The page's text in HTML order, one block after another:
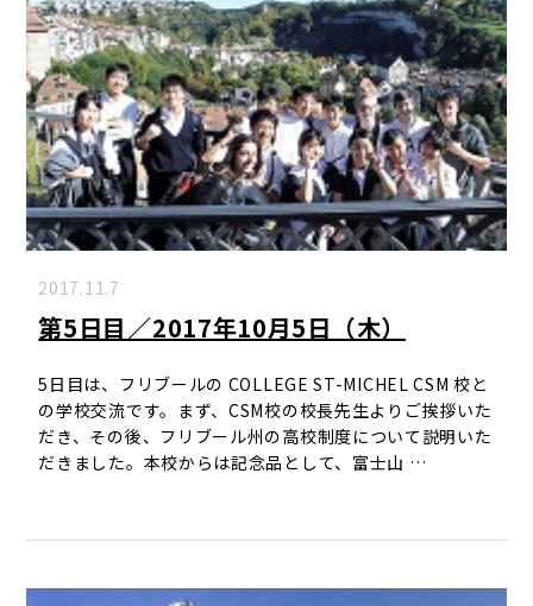
2017.11.7
第5日目／2017年10月5日（木）
5日目は、フリブールの COLLEGE ST-MICHEL CSM 校と
の学校交流です。まず、CSM校の校長先生よりご挨拶いた
だき、その後、フリブール州の高校制度について説明いた
だきました。本校からは記念品として、富士山 …